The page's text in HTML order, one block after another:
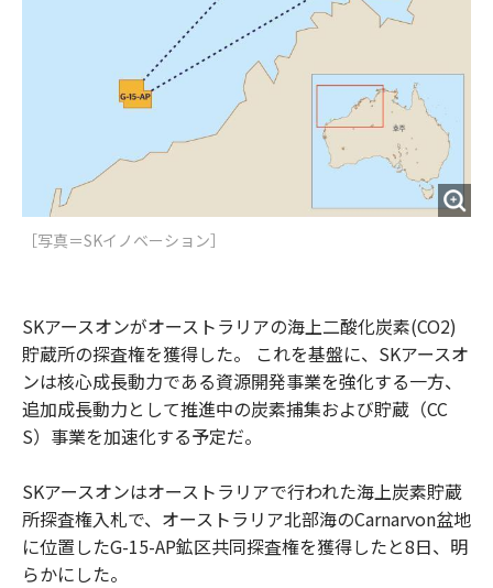
［写真＝SKイノベーション］
SKアースオンがオーストラリアの海上二酸化炭素(CO2)
貯蔵所の探査権を獲得した。 これを基盤に、SKアースオ
ンは核心成長動力である資源開発事業を強化する一方、
追加成長動力として推進中の炭素捕集および貯蔵（CC
S）事業を加速化する予定だ。
SKアースオンはオーストラリアで行われた海上炭素貯蔵
所探査権入札で、オーストラリア北部海のCarnarvon盆地
に位置したG-15-AP鉱区共同探査権を獲得したと8日、明
らかにした。